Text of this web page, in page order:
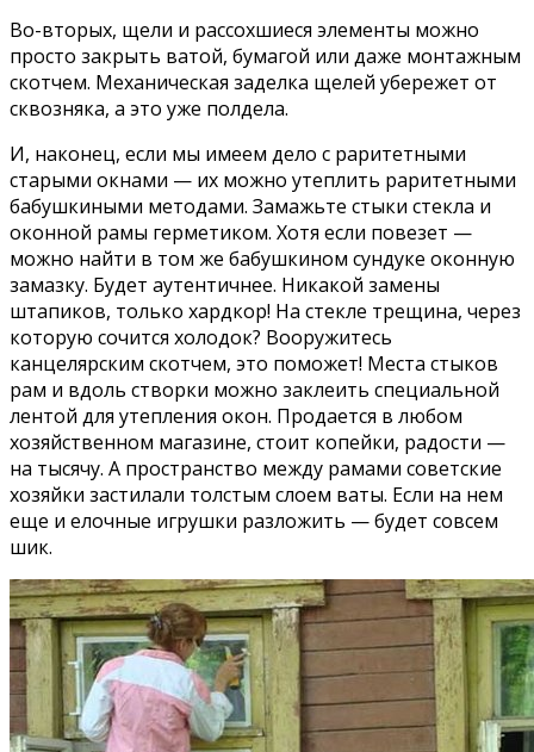
Во-вторых, щели и рассохшиеся элементы можно
просто закрыть ватой, бумагой или даже монтажным
скотчем. Механическая заделка щелей убережет от
сквозняка, а это уже полдела.
И, наконец, если мы имеем дело с раритетными
старыми окнами — их можно утеплить раритетными
бабушкиными методами. Замажьте стыки стекла и
оконной рамы герметиком. Хотя если повезет —
можно найти в том же бабушкином сундуке оконную
замазку. Будет аутентичнее. Никакой замены
штапиков, только хардкор! На стекле трещина, через
которую сочится холодок? Вооружитесь
канцелярским скотчем, это поможет! Места стыков
рам и вдоль створки можно заклеить специальной
лентой для утепления окон. Продается в любом
хозяйственном магазине, стоит копейки, радости —
на тысячу. А пространство между рамами советские
хозяйки застилали толстым слоем ваты. Если на нем
еще и елочные игрушки разложить — будет совсем
шик.